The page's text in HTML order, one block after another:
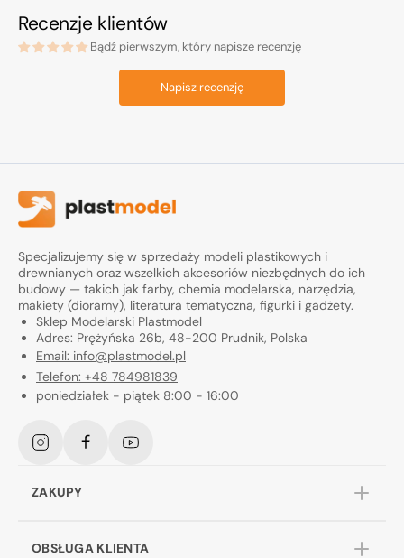
Recenzje klientów
Bądź pierwszym, który napisze recenzję
Napisz recenzję
Specjalizujemy się w sprzedaży modeli plastikowych i
drewnianych oraz wszelkich akcesoriów niezbędnych do ich
budowy — takich jak farby, chemia modelarska, narzędzia,
makiety (dioramy), literatura tematyczna, figurki i gadżety.
Sklep Modelarski Plastmodel
Adres: Prężyńska 26b, 48-200 Prudnik, Polska
Email: info@plastmodel.pl
Telefon: +48 784981839
poniedziałek - piątek 8:00 - 16:00
InstagramFacebookYouTube
ZAKUPY
OBSŁUGA KLIENTA